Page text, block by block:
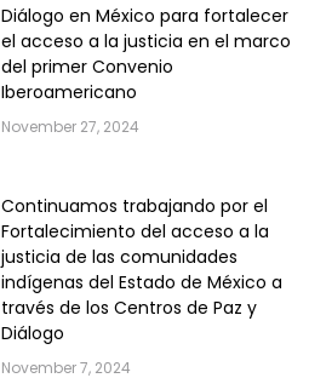
Diálogo en México para fortalecer
el acceso a la justicia en el marco
del primer Convenio
Iberoamericano
November 27, 2024
Continuamos trabajando por el
Fortalecimiento del acceso a la
justicia de las comunidades
indígenas del Estado de México a
través de los Centros de Paz y
Diálogo
November 7, 2024